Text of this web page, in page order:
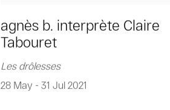
agnès b. interprète Claire
Tabouret
Les drôlesses
28 May - 31 Jul 2021